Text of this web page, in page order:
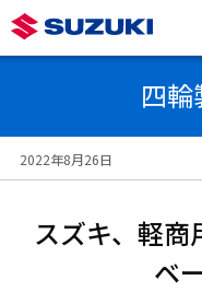
四輪
2022年8月26日
スズキ、軽商
ベ